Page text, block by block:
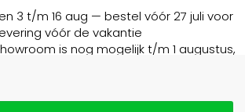
3 t/m 16 aug — bestel vóór 27 juli voor
vóór de vakantie
is nog mogelijk t/m 1 augustus,